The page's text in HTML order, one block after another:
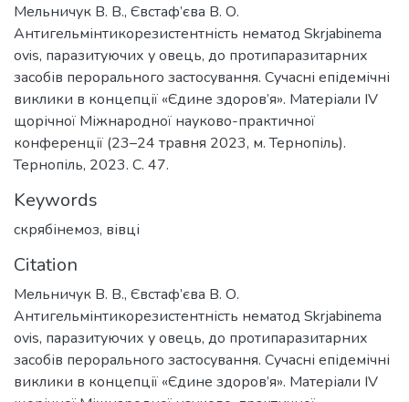
Мельничук В. В., Євстаф’єва В. О.
Антигельмінтикорезистентність нематод Skrjabinema
ovis, паразитуючих у овець, до протипаразитарних
засобів перорального застосування. Сучасні епідемічні
виклики в концепції «Єдине здоров’я». Матеріали IV
щорічної Міжнародної науково-практичної
конференції (23–24 травня 2023, м. Тернопіль).
Тернопіль, 2023. С. 47.
Keywords
скрябінемоз, вівці
Citation
Мельничук В. В., Євстаф’єва В. О.
Антигельмінтикорезистентність нематод Skrjabinema
ovis, паразитуючих у овець, до протипаразитарних
засобів перорального застосування. Сучасні епідемічні
виклики в концепції «Єдине здоров’я». Матеріали IV